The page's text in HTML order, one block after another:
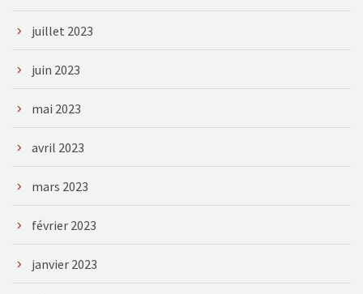
juillet 2023
juin 2023
mai 2023
avril 2023
mars 2023
février 2023
janvier 2023